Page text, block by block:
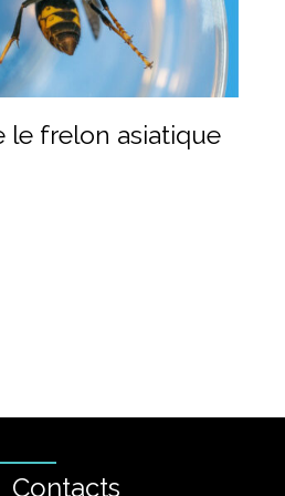
le frelon asiatique
Contacts